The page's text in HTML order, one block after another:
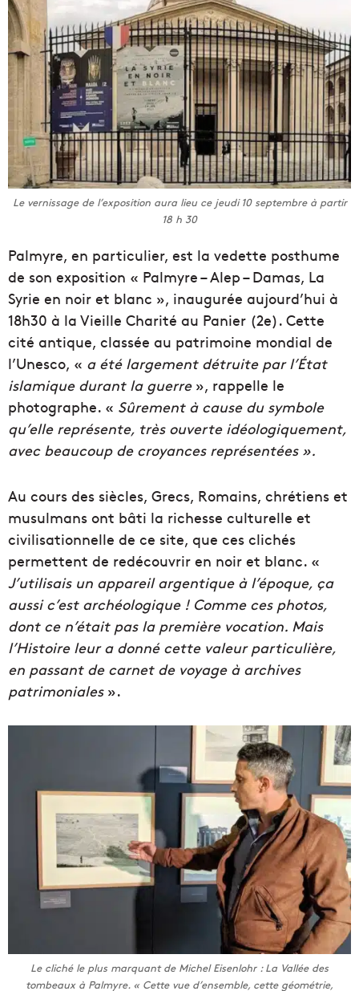
Le vernissage de l’exposition aura lieu ce jeudi 10 septembre à partir
18 h 30
Palmyre, en particulier, est la vedette posthume
de son exposition « Palmyre – Alep – Damas, La
Syrie en noir et blanc », inaugurée aujourd’hui à
18h30 à la Vieille Charité au Panier (2e). Cette
cité antique, classée au patrimoine mondial de
l’Unesco, « a été largement détruite par l’État
islamique durant la guerre», rappelle le
photographe. « Sûrement à cause du symbole
qu’elle représente, très ouverte idéologiquement,
avec beaucoup de croyances représentées ».
Au cours des siècles, Grecs, Romains, chrétiens et
musulmans ont bâti la richesse culturelle et
civilisationnelle de ce site, que ces clichés
permettent de redécouvrir en noir et blanc. «
J’utilisais un appareil argentique à l’époque, ça
aussi c’est archéologique ! Comme ces photos,
dont ce n’était pas la première vocation. Mais
l’Histoire leur a donné cette valeur particulière,
en passant de carnet de voyage à archives
patrimoniales».
Le cliché le plus marquant de Michel Eisenlohr : La Vallée des
tombeaux à Palmyre. « Cette vue d’ensemble, cette géométrie,